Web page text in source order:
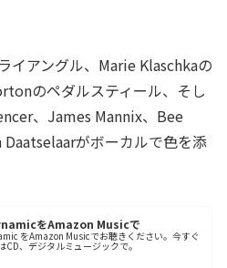
イアングル、Marie Klaschkaの
のペダルスティール、そし
、James Mannix、Bee
がボーカルで色を添
をAmazon Musicで
をAmazon Musicでお聴きください。今すぐ
CD、デジタルミュージックで。